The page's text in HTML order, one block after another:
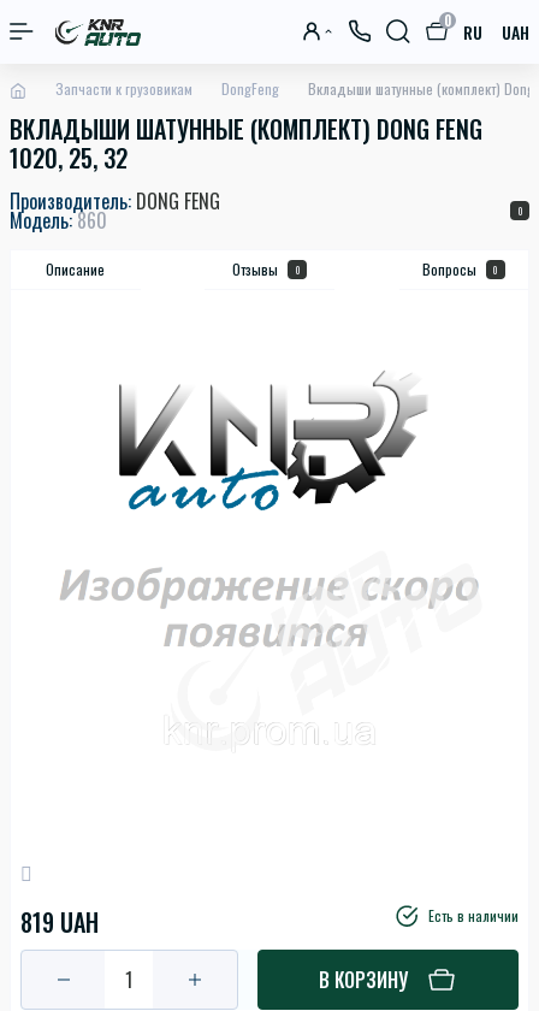
0 RU UAH
Запчасти к грузовикам DongFeng Вкладыши шатунные (комплект)
ВКЛАДЫШИ ШАТУННЫЕ (КОМПЛЕКТ) DONG FENG
1020, 25, 32
Производитель: DONG FENG
Модель:860 0
Описание Отзывы 0 Вопросы 0
819 UAH Есть в наличии
В КОРЗИНУ